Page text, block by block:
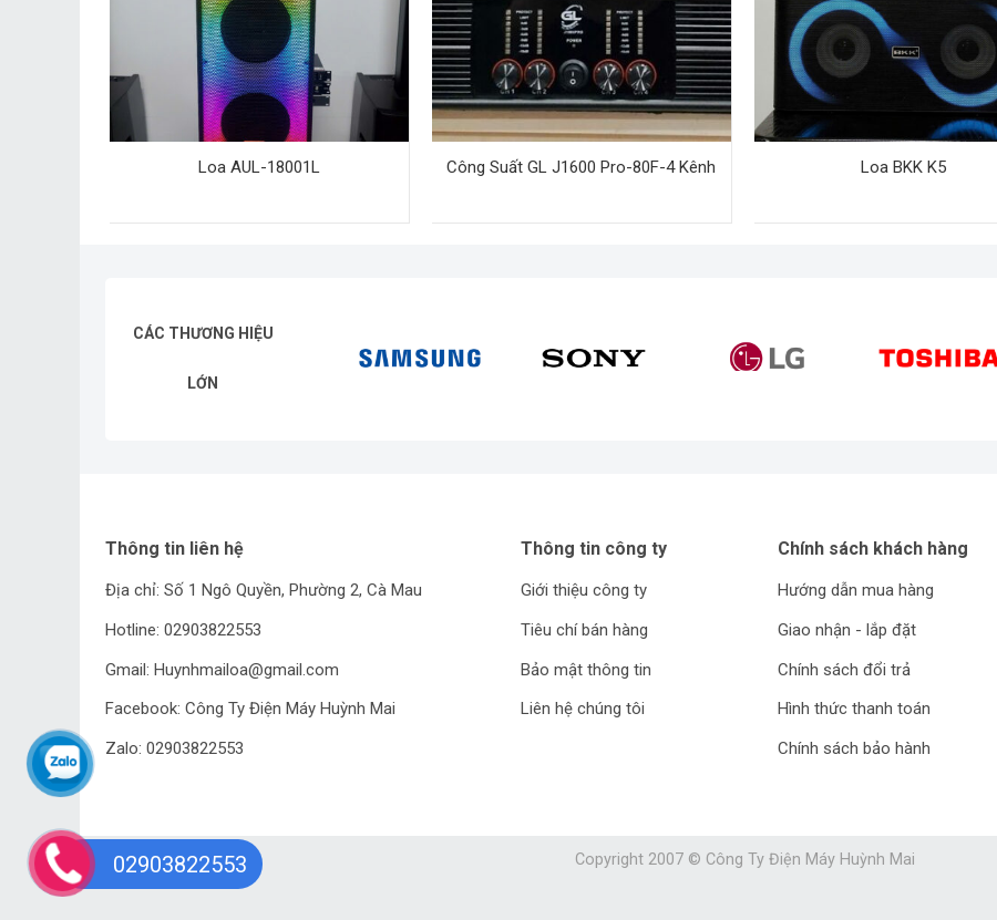
Loa AUL-18001L Công Suất GL J1600 Pro-80F-4 Kênh Loa BKK K5
CÁC THƯƠNG HIỆU
LỚN
Thông tin liên hệ
Địa chỉ: Số 1 Ngô Quyền, Phường 2, Cà Mau
Hotline: 02903822553
Gmail: Huynhmailoa@gmail.com
Facebook: Công Ty Điện Máy Huỳnh Mai
Zalo: 02903822553
Thông tin công ty
Giới thiệu công ty
Tiêu chí bán hàng
Bảo mật thông tin
Liên hệ chúng tôi
Chính sách khách hàng
Hướng dẫn mua hàng
Giao nhận - lắp đặt
Chính sách đổi trả
Hình thức thanh toán
Chính sách bảo hành
Copyright 2007 © Công Ty Điện Máy Huỳnh Mai
02903822553